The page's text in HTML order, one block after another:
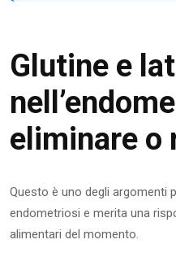
Glutine e
eliminare o
Questo è uno degli argomenti
endometriosi e merita una
alimentari del momento.